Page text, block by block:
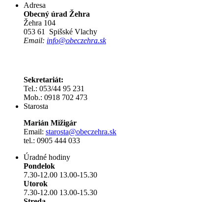
Adresa
Obecný úrad Žehra
Žehra 104
053 61 Spišské Vlachy
Email: info@obeczehra.sk
Sekretariát:
Tel.: 053/44 95 231
Mob.: 0918 702 473
Starosta
Marián Mižigár
Email: starosta@obeczehra.sk
tel.: 0905 444 033
Úradné hodiny
Pondelok
7.30-12.00 13.00-15.30
Utorok
7.30-12.00 13.00-15.30